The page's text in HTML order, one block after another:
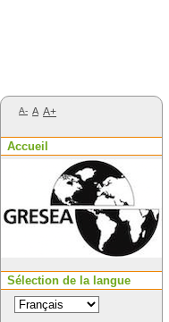
A- A A+
Accueil
Sélection de la langue